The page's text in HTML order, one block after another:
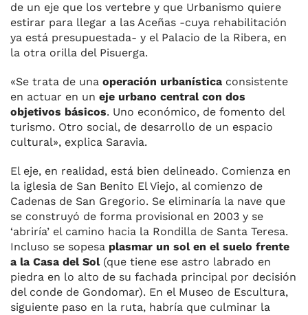
de un eje que los vertebre y que Urbanismo quiere
estirar para llegar a las Aceñas -cuya rehabilitación
ya está presupuestada- y el Palacio de la Ribera, en
la otra orilla del Pisuerga.
«Se trata de una operación urbanística consistente
en actuar en un eje urbano central con dos
objetivos básicos. Uno económico, de fomento del
turismo. Otro social, de desarrollo de un espacio
cultural», explica Saravia.
El eje, en realidad, está bien delineado. Comienza en
la iglesia de San Benito El Viejo, al comienzo de
Cadenas de San Gregorio. Se eliminaría la nave que
se construyó de forma provisional en 2003 y se
‘abriría’ el camino hacia la Rondilla de Santa Teresa.
Incluso se sopesa plasmar un sol en el suelo frente
a la Casa del Sol(que tiene ese astro labrado en
piedra en lo alto de su fachada principal por decisión
del conde de Gondomar). En el Museo de Escultura,
siguiente paso en la ruta, habría que culminar la